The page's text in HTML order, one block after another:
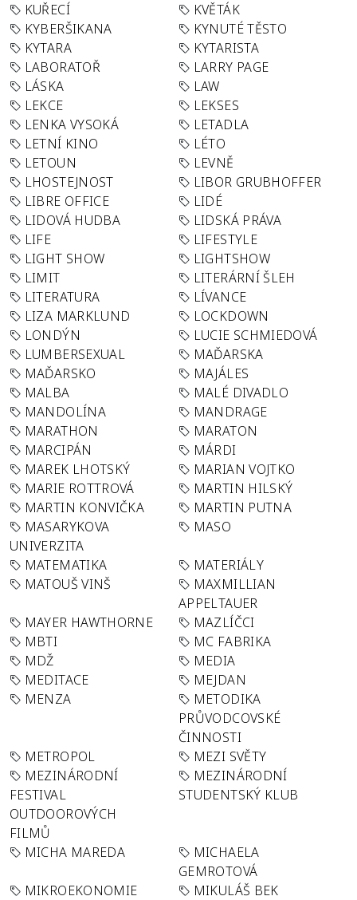
KUŘECÍ
KVĚTÁK
KYBERŠIKANA
KYNUTÉ TĚSTO
KYTARA
KYTARISTA
LABORATOŘ
LARRY PAGE
LÁSKA
LAW
LEKCE
LEKSES
LENKA VYSOKÁ
LETADLA
LETNÍ KINO
LÉTO
LETOUN
LEVNĚ
LHOSTEJNOST
LIBOR GRUBHOFFER
LIBRE OFFICE
LIDÉ
LIDOVÁ HUDBA
LIDSKÁ PRÁVA
LIFE
LIFESTYLE
LIGHT SHOW
LIGHTSHOW
LIMIT
LITERÁRNÍ ŠLEH
LITERATURA
LÍVANCE
LIZA MARKLUND
LOCKDOWN
LONDÝN
LUCIE SCHMIEDOVÁ
LUMBERSEXUAL
MAĎARSKA
MAĎARSKO
MAJÁLES
MALBA
MALÉ DIVADLO
MANDOLÍNA
MANDRAGE
MARATHON
MARATON
MARCIPÁN
MÁRDI
MAREK LHOTSKÝ
MARIAN VOJTKO
MARIE ROTTROVÁ
MARTIN HILSKÝ
MARTIN KONVIČKA
MARTIN PUTNA
MASARYKOVA
UNIVERZITA
MASO
MATEMATIKA
MATERIÁLY
MATOUŠ VINŠ
MAXMILLIAN
APPELTAUER
MAYER HAWTHORNE
MAZLÍČCI
MBTI
MC FABRIKA
MDŽ
MEDIA
MEDITACE
MEJDAN
MENZA
METODIKA
PRŮVODCOVSKÉ
ČINNOSTI
METROPOL
MEZI SVĚTY
MEZINÁRODNÍ
FESTIVAL
OUTDOOROVÝCH
FILMŮ
MEZINÁRODNÍ
STUDENTSKÝ KLUB
MICHA MAREDA
MICHAELA
GEMROTOVÁ
MIKROEKONOMIE
MIKULÁŠ BEK